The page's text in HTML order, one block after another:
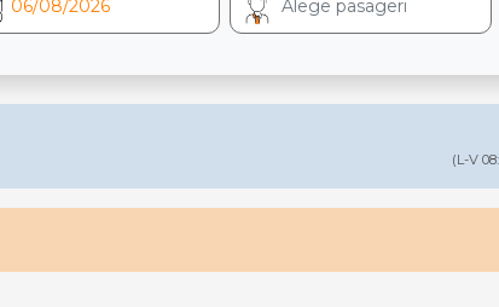
(L-V